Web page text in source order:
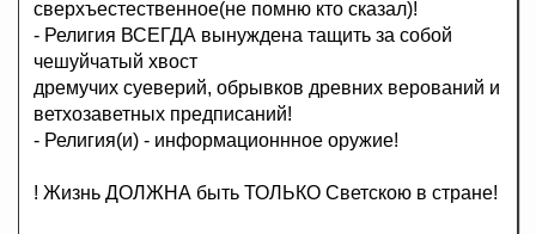
сверхъестественное(не помню кто сказал)!
- Религия ВСЕГДА вынуждена тащить за собой
чешуйчатый хвост
дремучих суеверий, обрывков древних верований и
ветхозаветных предписаний!
- Религия(и) - информационнное оружие!
! Жизнь ДОЛЖНА быть ТОЛЬКО Светскою в стране!